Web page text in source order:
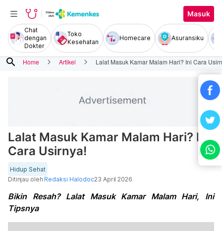
Masuk
Chat
dengan
Dokter
Toko
Kesehatan
Homecare Asuransiku
search Home Artikel Lalat Masuk Kamar Malam Hari? Ini Cara
Lalat Masuk Kamar Malam Hari? Ini
Cara Usirnya!
Hidup Sehat
Ditinjau oleh Redaksi Halodoc23 April 2026
Bikin Resah? Lalat Masuk Kamar Malam Hari, Ini
Tipsnya